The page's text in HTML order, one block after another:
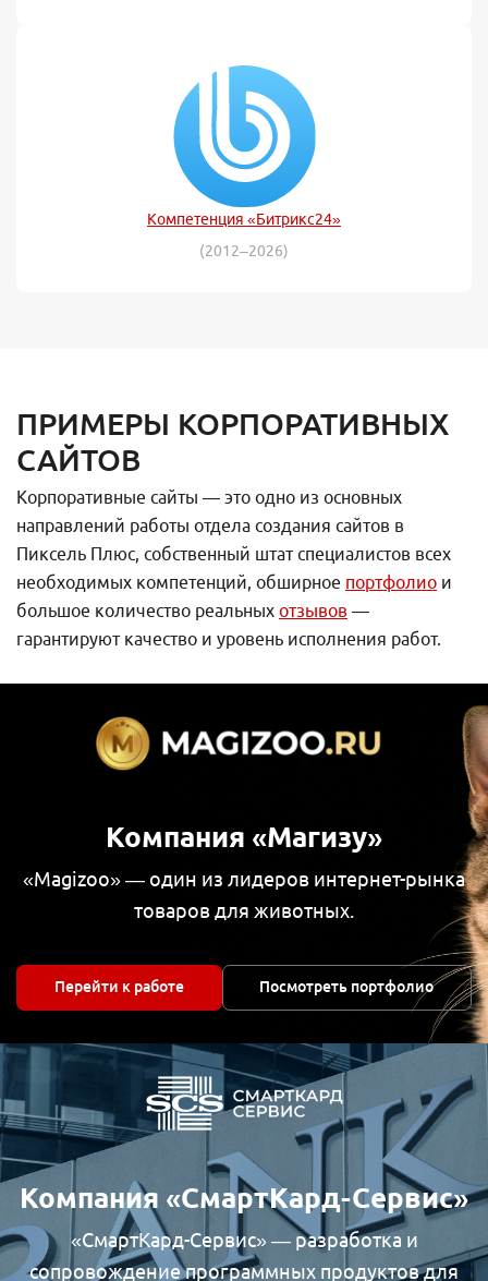
Компетенция «Битрикс24»
(2012–2026)
ПРИМЕРЫ КОРПОРАТИВНЫХ
САЙТОВ
Корпоративные сайты — это одно из основных
направлений работы отдела создания сайтов в
Пиксель Плюс, собственный штат специалистов всех
необходимых компетенций, обширное портфолио и
большое количество реальных отзывов —
гарантируют качество и уровень исполнения работ.
Компания «Магизу»
«Magizoo» — один из лидеров интернет-рынка
товаров для животных.
Перейти к работе Посмотреть портфолио
Компания «СмартКард-Сервис»
«СмартКард-Сервис» — разработка и
сопровождение программных продуктов для